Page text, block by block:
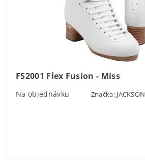
FS2001 Flex Fusion - Miss
Na objednávku Značka: JACKSON